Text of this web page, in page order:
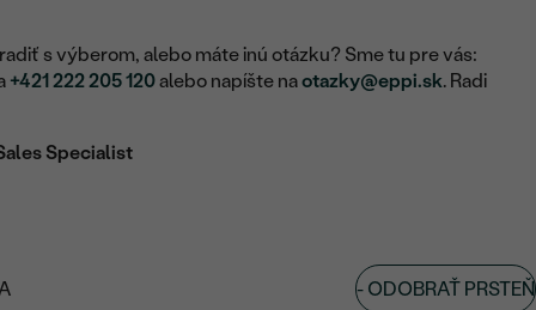
s výberom, alebo máte inú otázku? Sme tu pre vás:
+421 222 205 120alebo napíšte naotazky@eppi.sk. Radi
Specialist
-ODOBRAŤ PRSTEŇ